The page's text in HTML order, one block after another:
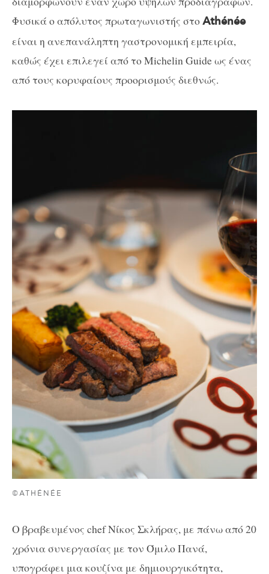
Φυσικά ο απόλυτος πρωταγωνιστής στοAthénée
είναι η ανεπανάληπτη γαστρονομική εμπειρία,
καθώς έχει επιλεγεί από το Michelin Guide ως ένας
από τους κορυφαίους προορισμούς διεθνώς.
©ATHÉNÉE
Ο βραβευμένος chef Νίκος Σκλήρας, με πάνω από 20
χρόνια συνεργασίας με τον Όμιλο Πανά,
υπογράφει μια κουζίνα με δημιουργικότητα,